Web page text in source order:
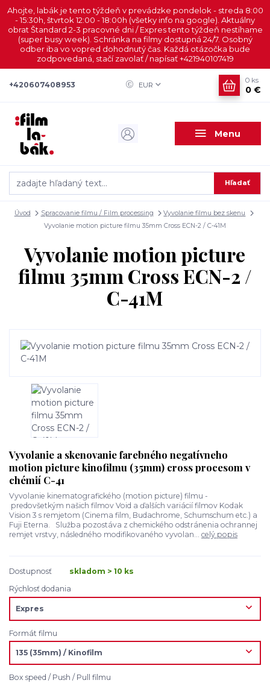
Ahojte, labák je tento týždeň v prevádzke pondelok - streda 8:00
- 15:30h, štvrtok 12:00 - 18:00h (všetky info na google). Aktuálny
obrat Štandard 2-3 pracovné dni / Expres tento týždeň nestíhame
(super busy week). Schránka na filmy dostupná 24/7. Osobný
odber iba vo vopred dohodnutý čas. Každá otázočka bude
zodpovedaná, stačí zavolať / napísať +421940107419
Menu
EUR
Hľadať
+420607408953
0 ks
0 €
Úvod Spracovanie filmu / Film processing
Vyvolanie filmu bez skenu
Vyvolanie motion picture filmu 35mm Cross ECN-2 / C-41M
Vyvolanie motion picture
filmu 35mm Cross ECN-2 /
C-41M
Vyvolanie a skenovanie farebného negatívneho
motion picture kinofilmu (35mm) cross procesom v
chémií C-41
Vyvolanie kinematografického (motion picture) filmu -
predovšetkým našich filmov Void a ďalších variácií filmov Kodak
Vision 3 s remjetom (Cinema film, Budachrome, Schumschum etc.) a
Fuji Eterna. Služba pozostáva z chemického odstránenia ochrannej
remjet vrstvy, následného modifikovaného vyvolan... celý popis
Dostupnosť
skladom > 10 ks
Rýchlosť dodania
Formát filmu
Box speed / Push / Pull filmu